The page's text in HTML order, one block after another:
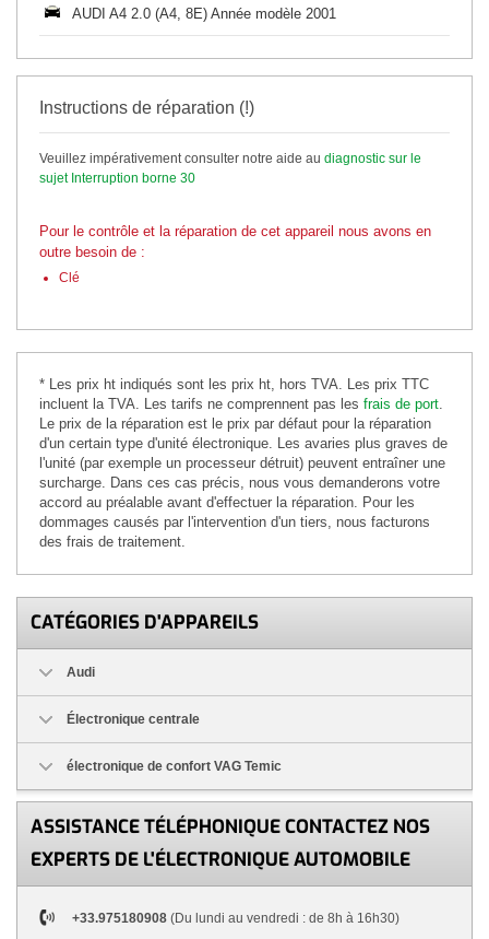
AUDI A4 2.0 (A4, 8E) Année modèle 2001
Instructions de réparation (!)
Veuillez impérativement consulter notre aide au diagnostic sur le
sujet Interruption borne 30
Pour le contrôle et la réparation de cet appareil nous avons en
outre besoin de :
Clé
* Les prix ht indiqués sont les prix ht, hors TVA. Les prix TTC
incluent la TVA. Les tarifs ne comprennent pas les frais de port
Le prix de la réparation est le prix par défaut pour la réparation
d'un certain type d'unité électronique. Les avaries plus graves de
l'unité (par exemple un processeur détruit) peuvent entraîner une
surcharge. Dans ces cas précis, nous vous demanderons votre
accord au préalable avant d'effectuer la réparation. Pour les
dommages causés par l'intervention d'un tiers, nous facturons
des frais de traitement.
CATÉGORIES D'APPAREILS
Audi
Électronique centrale
électronique de confort VAG Temic
ASSISTANCE TÉLÉPHONIQUE CONTACTEZ NOS
EXPERTS DE L'ÉLECTRONIQUE AUTOMOBILE
+33.975180908 (Du lundi au vendredi : de 8h à 16h30)